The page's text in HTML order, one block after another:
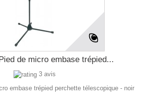
de micro embase trépied...
3 avis
embase trépied perchette télescopique - noir